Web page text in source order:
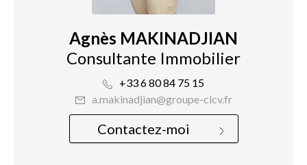
Agnès MAKINADJIAN
Consultante Immobilier
+33 6 80 84 75 15
a.makinadjian@groupe-clcv.fr
Contactez-moi